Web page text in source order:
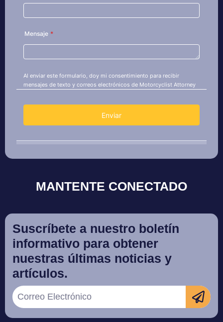
MANTENTE CONECTADO
Suscríbete a nuestro boletín
informativo para obtener
nuestras últimas noticias y
artículos.